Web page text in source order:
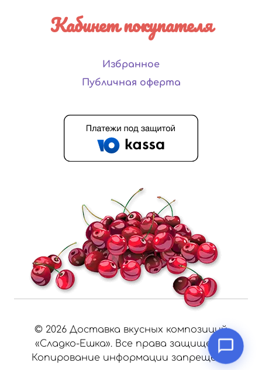
Кабинет покупателя
Избранное
Публичная оферта
© 2026 Доставка вкусных композиций
«Сладко-Ешка». Все права защищены.
Копирование информации запрещено.